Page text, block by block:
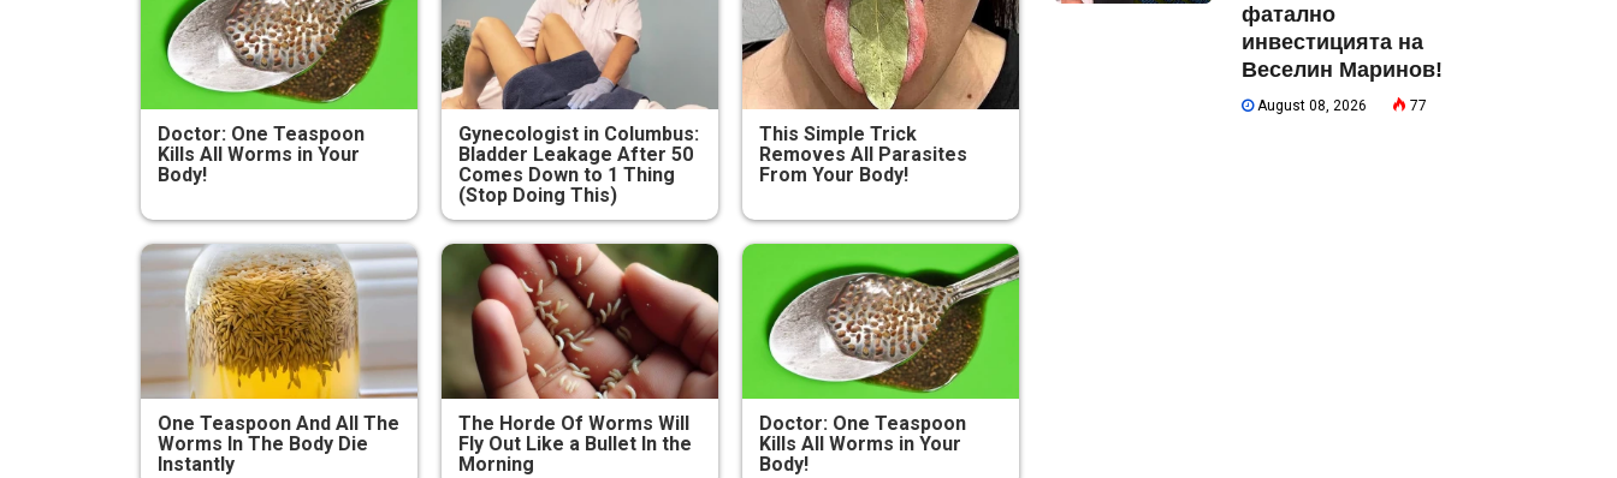
Doctor: One Teaspoon
Kills All Worms in Your
Body!
Gynecologist in Columbus:
Bladder Leakage After 50
Comes Down to 1 Thing
(Stop Doing This)
This Simple Trick
Removes All Parasites
From Your Body!
One Teaspoon And All The
Worms In The Body Die
Instantly
The Horde Of Worms Will
Fly Out Like a Bullet In the
Morning
Doctor: One Teaspoon
Kills All Worms in Your
Body!
фатално
инвестицията на
Веселин Маринов!
August 08, 2026 77